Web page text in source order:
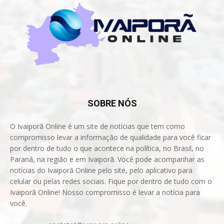
SOBRE NÓS
O Ivaiporã Online é um site de notícias que tem como
compromisso levar a informação de qualidade para você ficar
por dentro de tudo o que acontece na política, no Brasil, no
Paraná, na região e em Ivaiporã. Você pode acompanhar as
notícias do Ivaiporã Online pelo site, pelo aplicativo para
celular ou pelas redes sociais. Fique por dentro de tudo com o
Ivaiporã Online! Nosso compromisso é levar a notícia para
você.